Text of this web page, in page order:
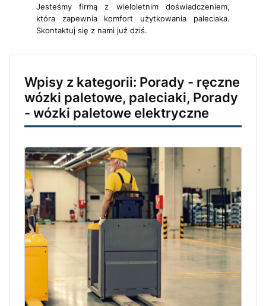
Jesteśmy firmą z wieloletnim doświadczeniem,
która zapewnia komfort użytkowania paleciaka.
Skontaktuj się z nami już dziś.
Wpisy z kategorii: Porady - ręczne
wózki paletowe, paleciaki, Porady
- wózki paletowe elektryczne